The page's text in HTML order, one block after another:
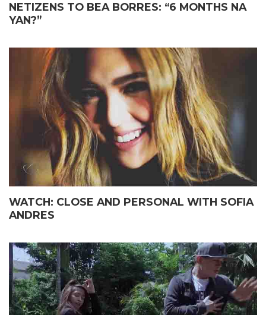
NETIZENS TO BEA BORRES: “6 MONTHS NA
YAN?”
WATCH: CLOSE AND PERSONAL WITH SOFIA
ANDRES